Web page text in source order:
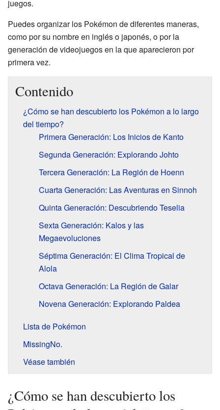
juegos.
Puedes organizar los Pokémon de diferentes maneras,
como por su nombre en inglés o japonés, o por la
generación de videojuegos en la que aparecieron por
primera vez.
Contenido
¿Cómo se han descubierto los Pokémon a lo largo
del tiempo?
Primera Generación: Los Inicios de Kanto
Segunda Generación: Explorando Johto
Tercera Generación: La Región de Hoenn
Cuarta Generación: Las Aventuras en Sinnoh
Quinta Generación: Descubriendo Teselia
Sexta Generación: Kalos y las
Megaevoluciones
Séptima Generación: El Clima Tropical de
Alola
Octava Generación: La Región de Galar
Novena Generación: Explorando Paldea
Lista de Pokémon
MissingNo.
Véase también
¿Cómo se han descubierto los